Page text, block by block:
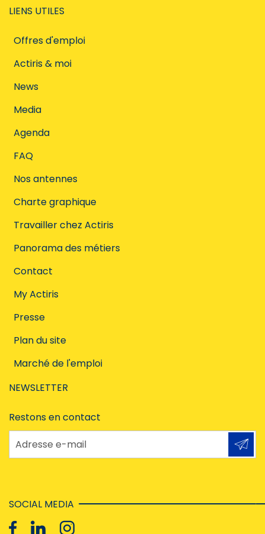
LIENS UTILES
Offres d'emploi
Actiris & moi
News
Media
Agenda
FAQ
Nos antennes
Charte graphique
Travailler chez Actiris
Panorama des métiers
Contact
My Actiris
Presse
Plan du site
Marché de l'emploi
NEWSLETTER
Restons en contact
Adresse e-mail
SOCIAL MEDIA